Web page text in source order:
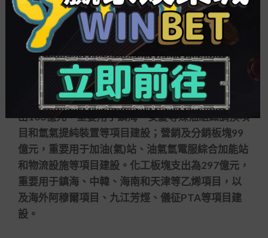
度，前三季度自然氣產量同比提升137，境內原油產
量同比持平。
此外，中國石化前三季度資金支出達897億元。
此中，探查及開闢板塊386億元，重要用于順北原油
產能建設，威榮、涪陵、川西等自然氣產能建設，
以及天津LNG二期等儲運設施建設等。煉油板塊支
出106億元，重要用于鎮海、安慶等煉油組織調換項
目和氫氣提純裝置等項目建設；營銷及分銷板塊99
億元，重要用于加油(氣)站、油氣氫電服綜合加能站
和物流設施等項目建設。化工板塊支出為297億元，
重要用于鎮海、中韓、海南和天津等乙烯項目，以
及海外阿穆爾項目、九江芳烴、儀征PTA等項目建
設。